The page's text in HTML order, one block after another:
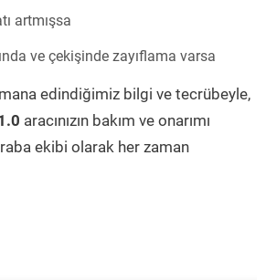
artmışsa
ve çekişinde zayıflama varsa
edindiğimiz bilgi ve tecrübeyle,
aracınızın bakım ve onarımı
ekibi olarak her zaman